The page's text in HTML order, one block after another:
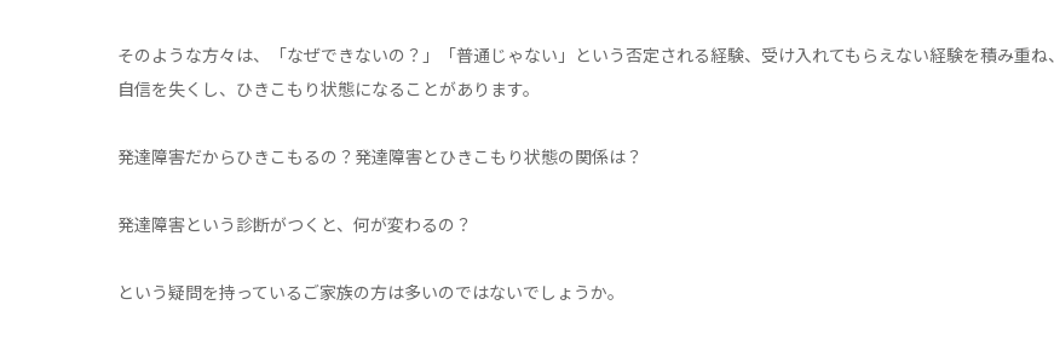
そのような方々は、「なぜできないの？」「普通じゃない」という否定される経験、受け入れてもらえない経験を積み重ね、
自信を失くし、ひきこもり状態になることがあります。
発達障害だからひきこもるの？発達障害とひきこもり状態の関係は？
発達障害という診断がつくと、何が変わるの？
という疑問を持っているご家族の方は多いのではないでしょうか。